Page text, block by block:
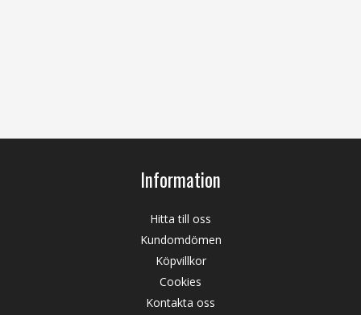
Information
Hitta till oss
Kundomdömen
Köpvillkor
Cookies
Kontakta oss